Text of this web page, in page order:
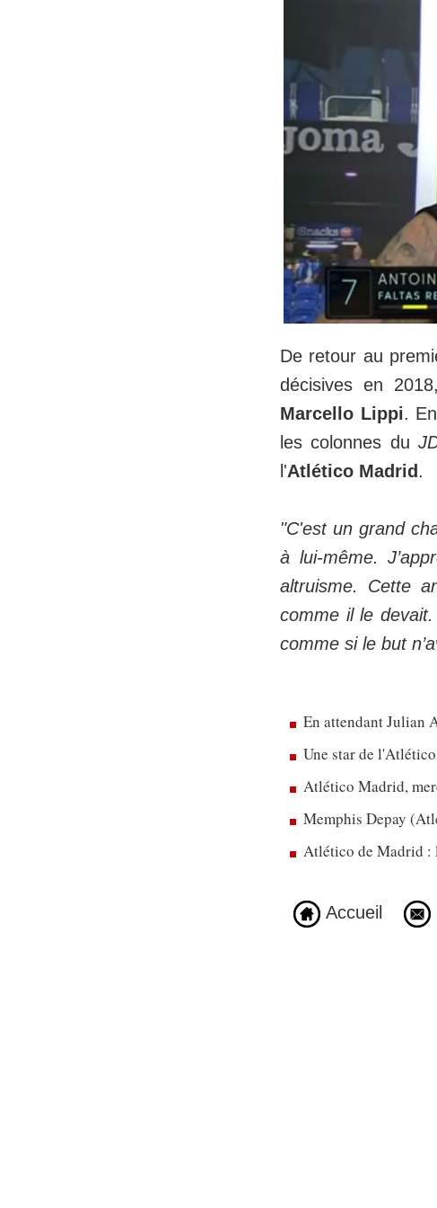
De retour au
décisives en
Marcello Lippi.
les colonnes du
l'Atlético Madrid .
"C'est un grand
à lui-même.
altruisme. Cette
comme il le
comme si le but
En attendant Julian
Une star de
Atlético Madrid,
Memphis Depay
Atlético de Madrid :
Accueil